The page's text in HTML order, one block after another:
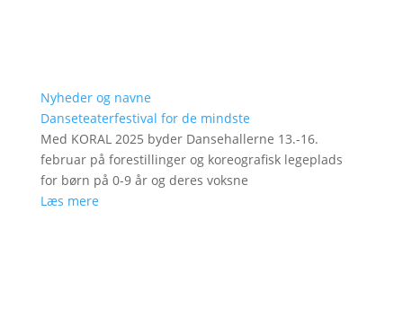
Nyheder og navne
Danseteaterfestival for de mindste
Med KORAL 2025 byder Dansehallerne 13.-16.
februar på forestillinger og koreografisk legeplads
for børn på 0-9 år og deres voksne
Læs mere